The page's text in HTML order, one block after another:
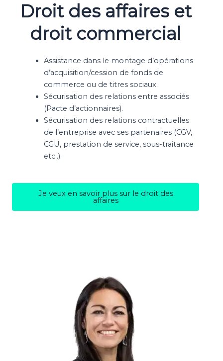
Droit des affaires et
droit commercial
Assistance dans le montage d’opérations
d’acquisition/cession de fonds de
commerce ou de titres sociaux.
Sécurisation des relations entre associés
(Pacte d’actionnaires).
Sécurisation des relations contractuelles
de l’entreprise avec ses partenaires (CGV,
CGU, prestation de service, sous-traitance
etc..).
Je veux en savoir plus sur le droit des
affaires